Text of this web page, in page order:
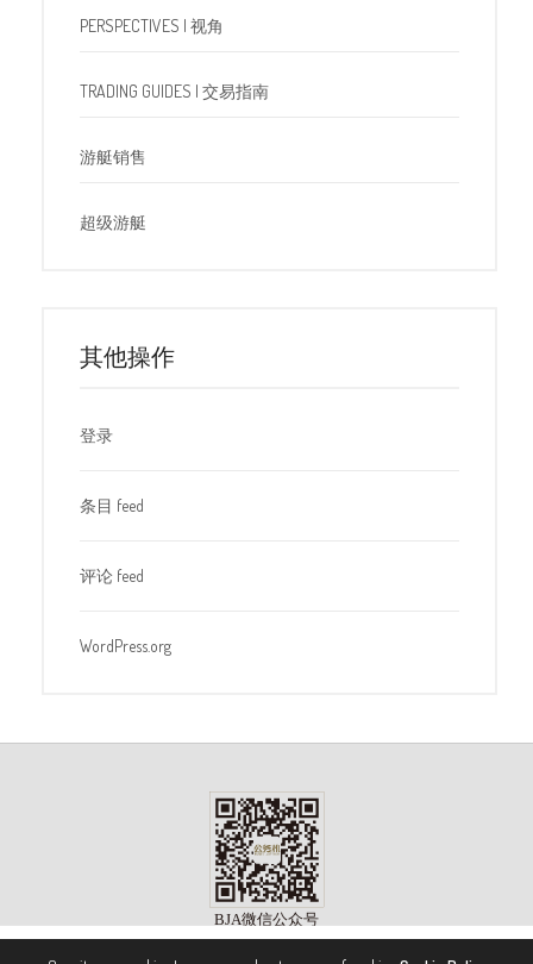
PERSPECTIVES | 视角
TRADING GUIDES | 交易指南
游艇销售
超级游艇
其他操作
登录
条目 feed
评论 feed
WordPress.org